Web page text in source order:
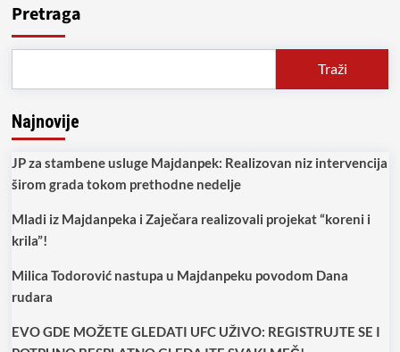
Pretraga
Traži
Najnovije
JP za stambene usluge Majdanpek: Realizovan niz intervencija
širom grada tokom prethodne nedelje
Mladi iz Majdanpeka i Zaječara realizovali projekat “koreni i
krila”!
Milica Todorović nastupa u Majdanpeku povodom Dana
rudara
EVO GDE MOŽETE GLEDATI UFC UŽIVO: REGISTRUJTE SE I